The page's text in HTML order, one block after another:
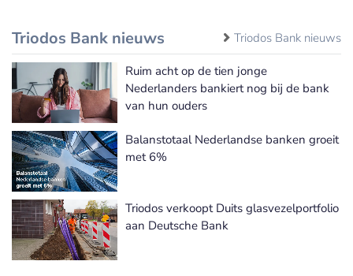
Triodos Bank nieuws Triodos Bank nieuws
Ruim acht op de tien jonge
Nederlanders bankiert nog bij de bank
van hun ouders
Balanstotaal Nederlandse banken groeit
met 6%
Triodos verkoopt Duits glasvezelportfolio
aan Deutsche Bank